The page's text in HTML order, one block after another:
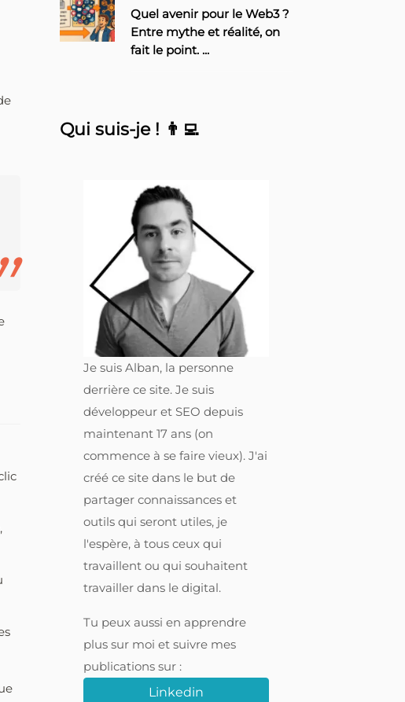
Quel avenir pour le Web3 ?
Entre mythe et réalité, on
fait le point. ...
Qui suis-je ! 👨‍💻
Je suis Alban, la personne
derrière ce site. Je suis
développeur et SEO depuis
maintenant 17 ans (on
commence à se faire vieux). J'ai
créé ce site dans le but de
partager connaissances et
outils qui seront utiles, je
l'espère, à tous ceux qui
travaillent ou qui souhaitent
travailler dans le digital.
Tu peux aussi en apprendre
plus sur moi et suivre mes
publications sur :
Linkedin